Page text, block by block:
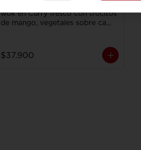
wok en Curry fresco con trocitos
de mango, vegetales sobre cama
francesa y gaseosa.
$37.900